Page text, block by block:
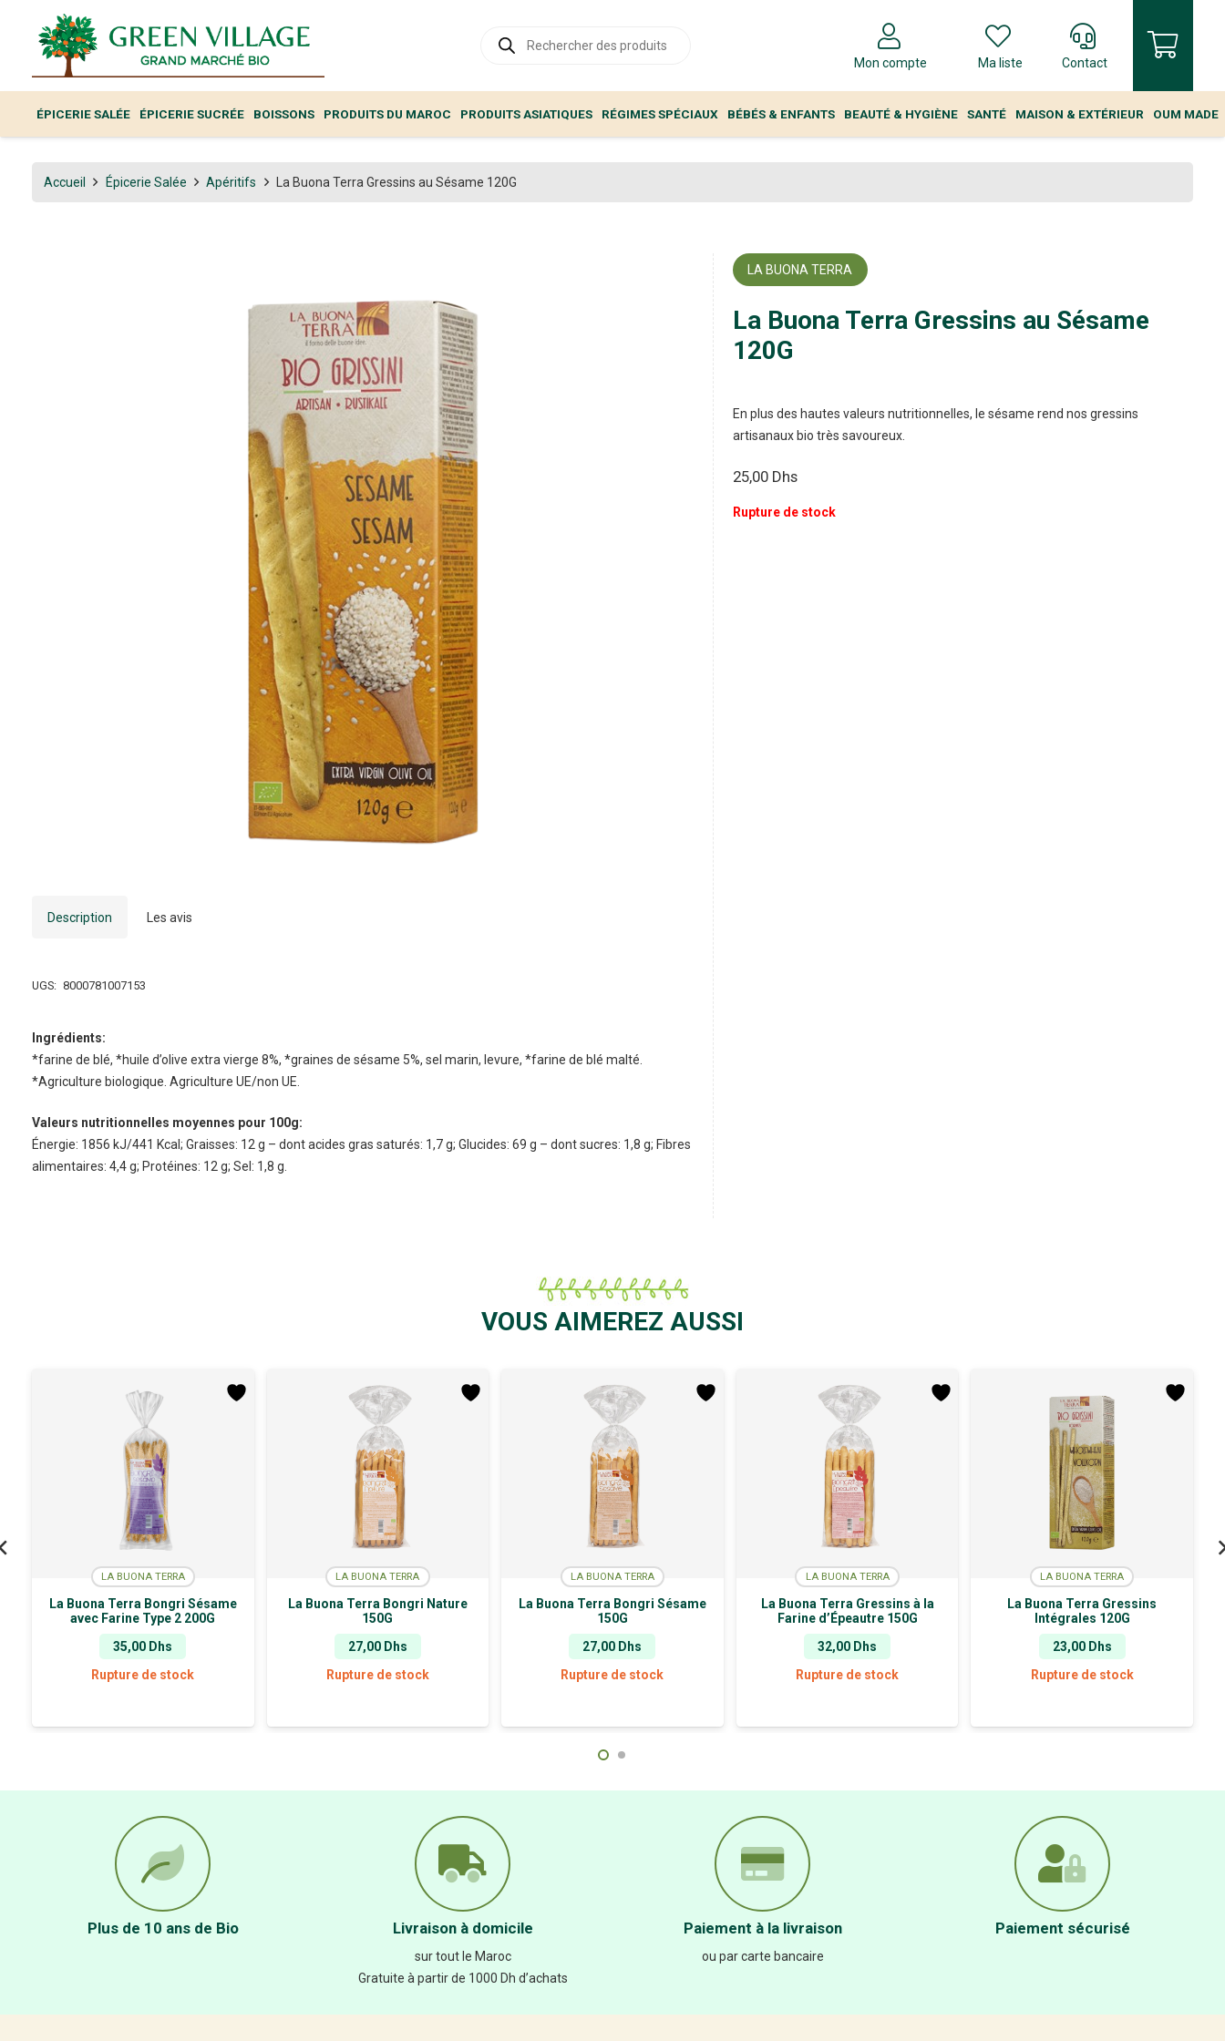
produits
Mon compte Ma liste Contact
ÉPICERIE SALÉE ÉPICERIE SUCRÉE BOISSONS PRODUITS DU MAROC PRODUITS ASIATIQUES RÉGIMES SPÉCIAUX BÉBÉS & ENFANTS BEAUTÉ & HYGIÈNE SANTÉ MAISON & EXTÉRIEUR OUM MADE
Accueil Épicerie Salée Apéritifs La Buona Terra Gressins au Sésame 120G
Description Les avis
UGS: 8000781007153
Ingrédients:
*farine de blé, *huile d’olive extra vierge 8%, *graines de sésame 5%, sel marin, levure, *farine de blé malté.
*Agriculture biologique. Agriculture UE/non UE.
Valeurs nutritionnelles moyennes pour 100g:
Énergie: 1856 kJ/441 Kcal; Graisses: 12 g – dont acides gras saturés: 1,7 g; Glucides: 69 g – dont sucres: 1,8 g; Fibres
alimentaires: 4,4 g; Protéines: 12 g; Sel: 1,8 g.
LA BUONA TERRA
La Buona Terra Gressins au Sésame
120G
En plus des hautes valeurs nutritionnelles, le sésame rend nos gressins
artisanaux bio très savoureux.
25,00 Dhs
Rupture de stock
VOUS AIMEREZ AUSSI
LA BUONA TERRA
La Buona Terra Bongri Sésame
avec Farine Type 2 200G
35,00 Dhs
Rupture de stock
LA BUONA TERRA
La Buona Terra Bongri Nature
150G
27,00 Dhs
Rupture de stock
LA BUONA TERRA
La Buona Terra Bongri Sésame
150G
27,00 Dhs
Rupture de stock
LA BUONA TERRA
La Buona Terra Gressins à la
Farine d’Épeautre 150G
32,00 Dhs
Rupture de stock
LA BUONA TERRA
La Buona Terra Gressins
Intégrales 120G
23,00 Dhs
Rupture de stock
Plus de 10 ans de Bio Livraison à domicile
sur tout le Maroc
Gratuite à partir de 1000 Dh d’achats
Paiement à la livraison
ou par carte bancaire
Paiement sécurisé